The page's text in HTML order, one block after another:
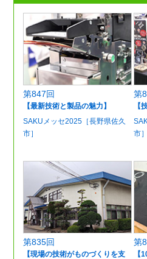
第847回
【最新技術と製品の魅力】
SAKUメッセ2025［長野県佐久
市］
第
【
市］
第835回
【現場の技術がものづくりを支
第
【